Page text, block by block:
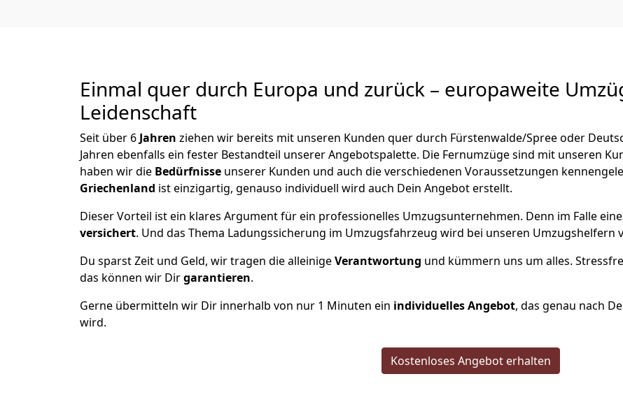
Einmal quer durch Europa und zurück – europaweite
Leidenschaft
Seit über 6 Jahren ziehen wir bereits mit unseren Kunden quer durch Fürstenwalde/Spreeoder
Jahren ebenfalls ein fester Bestandteil unserer Angebotspalette. Die Fernumzüge sind mit unseren
haben wir die Bedürfnisse unserer Kunden und auch die verschiedenen Voraussetzungen
Griechenland ist einzigartig, genauso individuell wird auch Dein Angebot erstellt.
Dieser Vorteil ist ein klares Argument für ein professionelles Umzugsunternehmen. Denn im Falle
versichert. Und das Thema Ladungssicherung im Umzugsfahrzeug wird bei unseren Umzugshelfern
Du sparst Zeit und Geld, wir tragen die alleinigeVerantwortung und kümmern uns um alles.
das können wir Dirgarantieren.
Gerne übermitteln wir Dir innerhalb von nur 1 Minuten ein individuelles Angebot, das genau nach
wird.
Kostenloses Angebot erhalten